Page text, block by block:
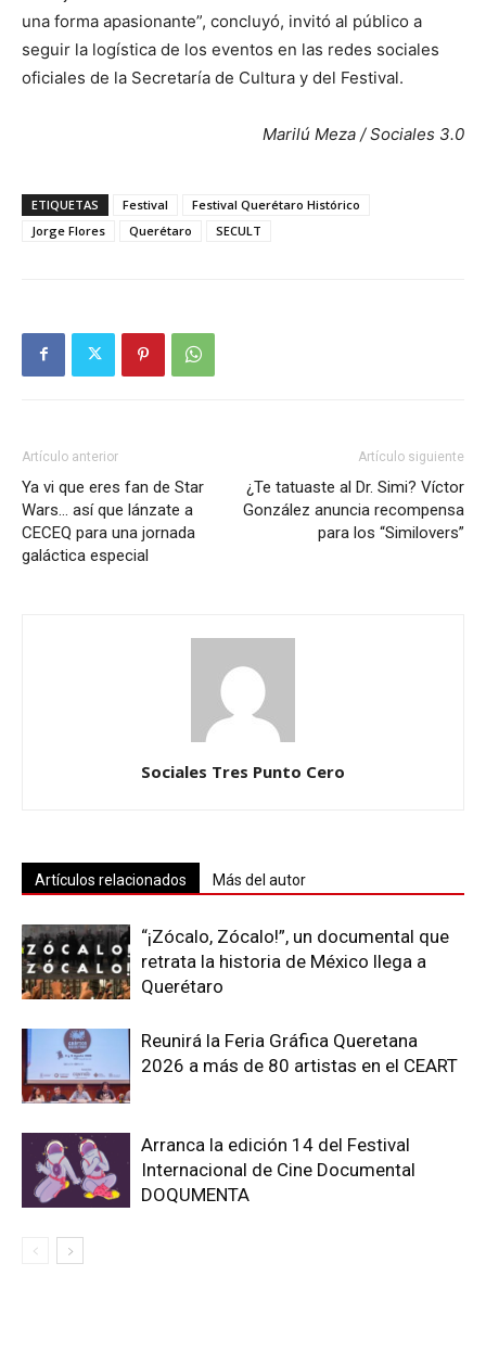
una forma apasionante”, concluyó, invitó al público a
seguir la logística de los eventos en las redes sociales
oficiales de la Secretaría de Cultura y del Festival.
Marilú Meza / Sociales 3.0
ETIQUETAS Festival
Festival Querétaro Histórico
Jorge Flores
Querétaro SECULT
Artículo anterior
Ya vi que eres fan de Star
Wars… así que lánzate a
CECEQ para una jornada
galáctica especial
Artículo siguiente
¿Te tatuaste al Dr. Simi? Víctor
González anuncia recompensa
para los “Similovers”
Sociales Tres Punto Cero
Artículos relacionados Más del autor
“¡Zócalo, Zócalo!”, un documental que
retrata la historia de México llega a
Querétaro
Reunirá la Feria Gráfica Queretana
2026 a más de 80 artistas en el CEART
Arranca la edición 14 del Festival
Internacional de Cine Documental
DOQUMENTA